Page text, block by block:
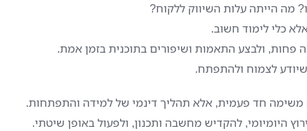
מה הייתה עלות השיווק ללקוח?
כלי לימוד חשוב.
ולבצע התאמות ושיפורים בתוכנית בזמן אמת.
לצמוח ולהתפתח.
משימה חד פעמית, אלא תהליך דינמי של למידה והתפתחות.
היומיומי, להקדיש מחשבה ותכנון, ולפעול באופן שיטתי.